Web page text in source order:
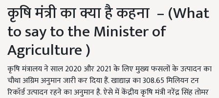
कृषि मंत्री का क्या है कहना – (What
to say to the Minister of
Agriculture )
कृषि मंत्रालय ने साल 2020 और 2021 के लिए मुख्य फसलों के उत्पादन का
चौथा अग्रिम अनुमान जारी कर दिया हैं. खाद्यान्न का 308.65 मिलियन टन
रिकॉर्ड उत्पादन रहने का अनुमान है. ऐसे में केंद्रीय कृषि मंत्री नरेंद्र सिंह तोमर